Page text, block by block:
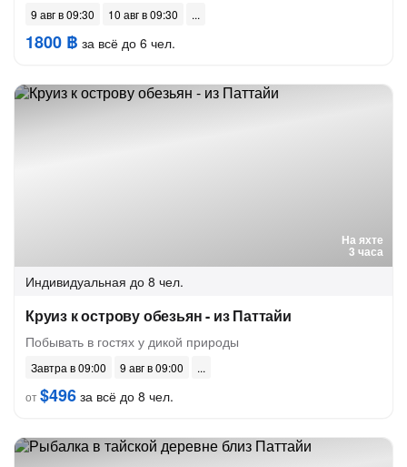
9 авг в 09:30 10 авг в 09:30
1800 ฿ за всё до 6 чел.
На яхте
3 часа
Индивидуальная до 8 чел.
Круиз к острову обезьян - из Паттайи
Побывать в гостях у дикой природы
Завтра в 09:00
9 авг в 09:00
от$496 за всё до 8 чел.